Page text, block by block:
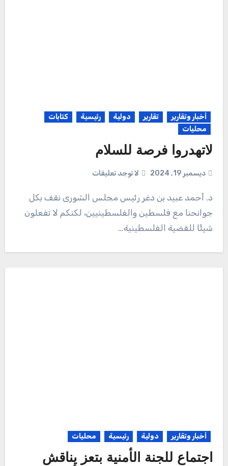
أخبار وتقارير تقارير دولية رئيسية
كتابات
محليات
لاتهدروا فرصة للسلام
ديسمبر 19, 2024 لا توجد تعليقات
جوانحنا مع فلسطين والفلسطينيين، لكنكم لا تفعلون
شيئًا للقضية الفلسطينية…
أخبار وتقارير دولية رئيسية محليات
اجتماع للجنة الأمنية بتعز يناقش